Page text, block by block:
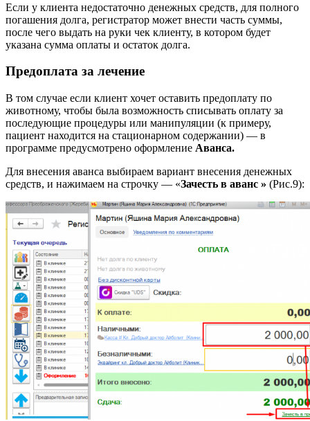
Если у клиента недостаточно денежных средств, для полного
погашения долга, регистратор может внести часть суммы,
после чего выдать на руки чек клиенту, в котором будет
указана сумма оплаты и остаток долга.
Предоплата за лечение
В том случае если клиент хочет оставить предоплату по
животному, чтобы была возможность списывать оплату за
последующие процедуры или манипуляции (к примеру,
пациент находится на стационарном содержании) — в
программе предусмотрено оформление Аванса.
Для внесения аванса выбираем вариант внесения денежных
средств, и нажимаем на строчку — «Зачесть в аванс » (Рис.9):